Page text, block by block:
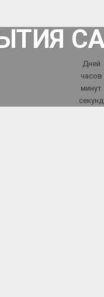
Дней
часов
минут
секунд